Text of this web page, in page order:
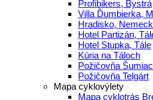
Profibikers, Bystrá
Villa Ďumbierka,
Hradisko,
Hotel Partizán,
Hotel Stupka, Tále
Kúria na Táloch
Požičovňa Šumiac
Požičovňa Telgárt
Mapa cyklovýlety
Mapa cyklotrás